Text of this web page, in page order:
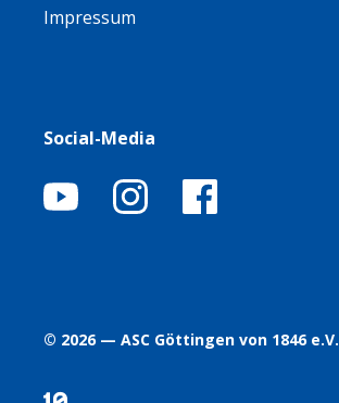
Impressum
Social-Media
© 2026 — ASC Göttingen von 1846 e.V.